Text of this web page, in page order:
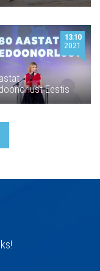
Eestis
13.10
2021